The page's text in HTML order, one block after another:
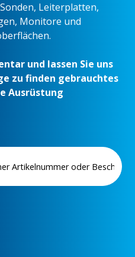
Leiterplatten,
Monitore und
und lassen Sie uns
zu finden gebrauchtes
Ausrüstung